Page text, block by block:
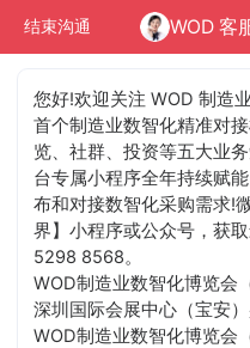
结束沟通 WOD 客
您好!欢迎关注 WOD 制造
首个制造业数智化精准对
览、社群、投资等五大业
台专属小程序全年持续赋
布和对接数智化采购需求!
界】小程序或公众号，获
5298 8568。
WOD制造业数智化博览会
深圳国际会展中心（宝安）
WOD制造业数智化博览会